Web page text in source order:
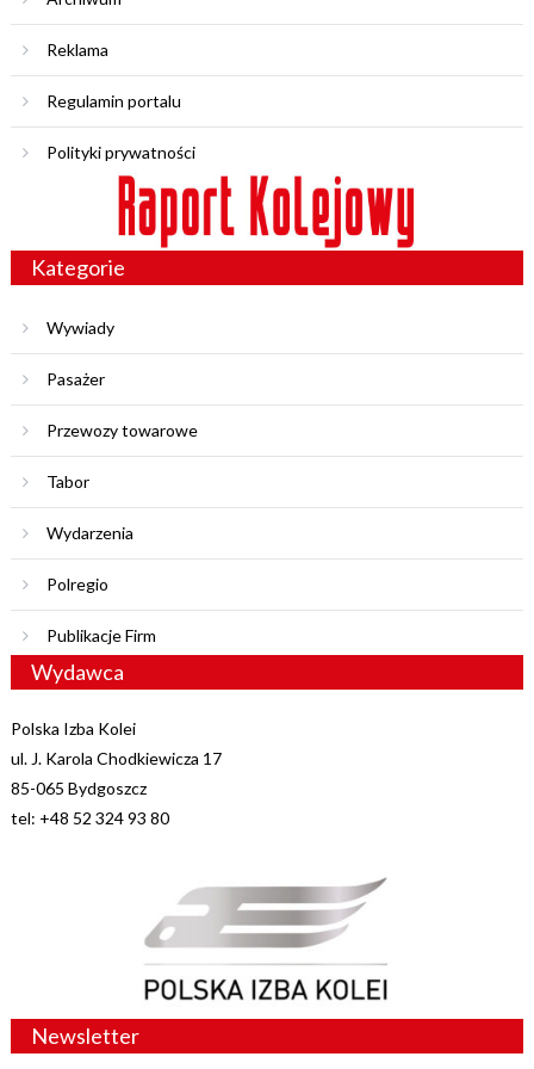
Reklama
Regulamin portalu
Polityki prywatności
Kategorie
Wywiady
Pasażer
Przewozy towarowe
Tabor
Wydarzenia
Polregio
Publikacje Firm
Wydawca
Polska Izba Kolei
ul. J. Karola Chodkiewicza 17
85-065 Bydgoszcz
tel: +48 52 324 93 80
Newsletter